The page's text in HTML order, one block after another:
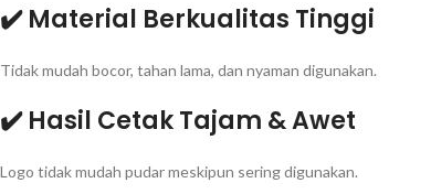
✔️ Material Berkualitas Tinggi
Tidak mudah bocor, tahan lama, dan nyaman digunakan.
✔️ Hasil Cetak Tajam & Awet
Logo tidak mudah pudar meskipun sering digunakan.